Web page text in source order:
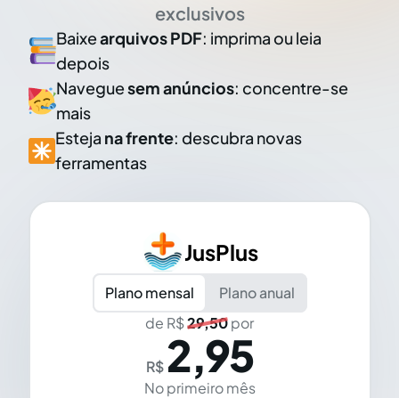
exclusivos
Baixearquivos PDF: imprima ou leia
depois
Naveguesem anúncios: concentre-se
mais
Esteja na frente: descubra novas
ferramentas
JusPlus
Plano mensal
Plano anual
de R$29,50por
R$ 2,95
No primeiro mês